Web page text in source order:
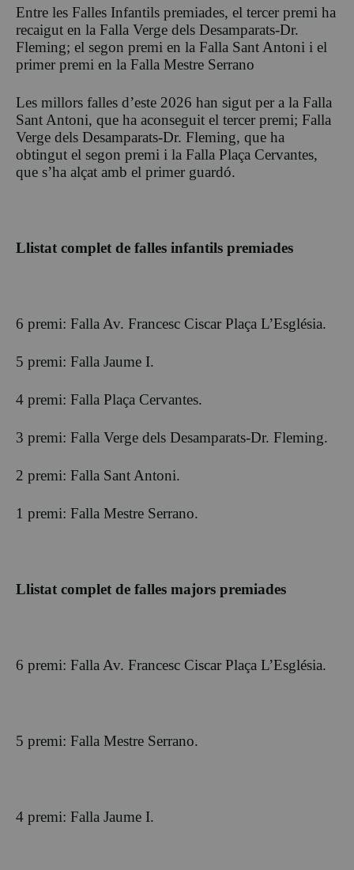
Entre les Falles Infantils premiades, el tercer premi ha
recaigut en la Falla Verge dels Desamparats-Dr.
Fleming; el segon premi en la Falla Sant Antoni i el
primer premi en la Falla Mestre Serrano
Les millors falles d’este 2026 han sigut per a la Falla
Sant Antoni, que ha aconseguit el tercer premi; Falla
Verge dels Desamparats-Dr. Fleming, que ha
obtingut el segon premi i la Falla Plaça Cervantes,
que s’ha alçat amb el primer guardó.
Llistat complet de falles infantils premiades
6 premi: Falla Av. Francesc Ciscar Plaça L’Església.
5 premi: Falla Jaume I.
4 premi: Falla Plaça Cervantes.
3 premi: Falla Verge dels Desamparats-Dr. Fleming.
2 premi: Falla Sant Antoni.
1 premi: Falla Mestre Serrano.
Llistat complet de falles majors premiades
6 premi: Falla Av. Francesc Ciscar Plaça L’Església.
5 premi: Falla Mestre Serrano.
4 premi: Falla Jaume I.